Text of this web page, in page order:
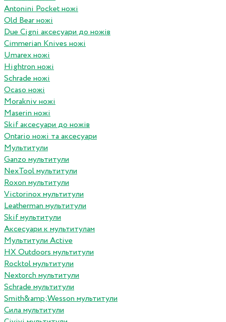
Antonini Pocket ножі
Old Bear ножі
Due Cigni аксесуари до ножів
Cimmerian Knives ножі
Umarex ножі
Hightron ножі
Schrade ножі
Ocaso ножі
Morakniv ножі
Maserin ножі
Skif аксесуари до ножів
Ontario ножі та аксесуари
Мультитули
Ganzo мультитули
NexTool мультитули
Roxon мультитули
Victorinox мультитули
Leatherman мультитули
Skif мультитули
Аксесуари к мультитулам
Мультитули Active
HX Outdoors мультитули
Rocktol мультитули
Nextorch мультитули
Schrade мультитули
Smith&amp;Wesson мультитули
Сила мультитули